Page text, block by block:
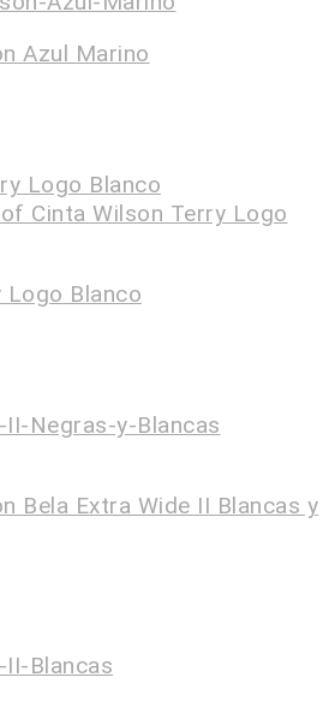
Azul Marino
Logo Blanco
Bela Extra Wide II Blancas y